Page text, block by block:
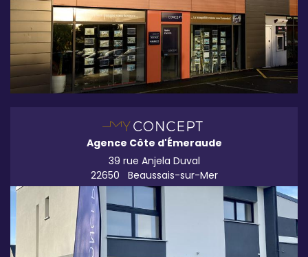
Agence Côte d'Émeraude
39 rue Anjela Duval
22650
Beaussais-sur-Mer